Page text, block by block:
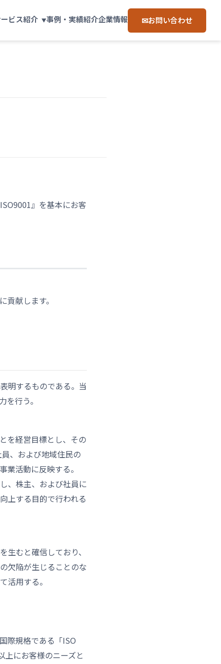
ビス紹介 事例・実績紹介企業情報 お問い合わせ
』を基本にお客
献します。
明するものである。当
行う。
を経営目標とし、その
、および地域住民の
活動に反映する。
、株主、および社員に
上する目的で行われる
むと確信しており、
欠陥が生じることのな
活用する。
際規格である「ISO
上にお客様のニーズと